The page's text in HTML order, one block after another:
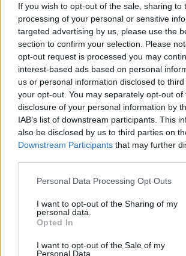
If you wish to opt-out of the sale, sharing to
processing of your personal or sensitive
targeted advertising by us, please use the
section to confirm your selection. Please
opt-out request is processed you may
interest-based ads based on personal
us or personal information disclosed to
your opt-out. You may separately opt-out of
disclosure of your personal information by
IAB’s list of downstream participants. This
also be disclosed by us to third parties on
Downstream Participants that may further
Please note that this website/app uses one
not limited to your visit or usage behaviour.
grant or deny consent to Google and its
use your data for below specified purposes
consent section.
Personal Data Processing Opt Outs
I want to opt-out of the Sharing of my
personal data.
Opted In
I want to opt-out of the Sale of my
Personal Data.
ΥΠΟΥΡΓΕΙΟ ΠΡΟΣΤΑΣΙΑΣ ΤΟΥ
Αθήνα, 1 Σεπτεμβρίου 2022
ΔΕΛΤΙΟ ΤΥΠΟΥ
Σε πλήρη εφαρμογή από σήμερα ο
της χρονικής ισχύος των
διπλασιασμός της χρονικής ισχύος
διαβατηρίων.